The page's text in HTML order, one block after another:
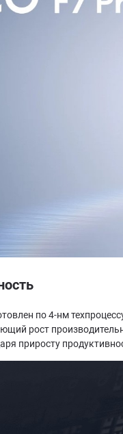
по 4-нм
рост
приросту